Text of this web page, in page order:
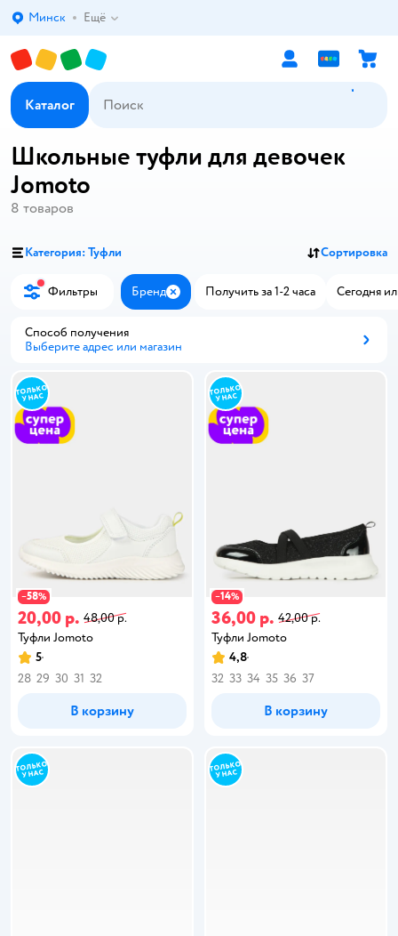
Выбор адреса доставки.
Минск Ещё
Каталог
Школьные туфли для девочек
Jomoto
8 товаров
Категория: Туфли Сортировка
Фильтры Бренд ЗакрытьПолучить за 1-2 часа Сегодня
Способ получения
Выберите адрес или магазин
−58%
20,00 р. 48,00 р.
Туфли Jomoto
5
28 29 30 31 32
В корзину
−14%
36,00 р. 42,00 р.
Туфли Jomoto
4,8
32 33 34 35 36 37
В корзину